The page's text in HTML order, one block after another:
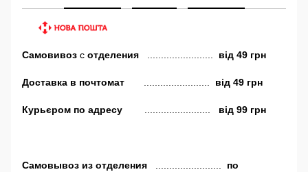
Самовивоз с отделения від 49 грн
Доставка в почтомат від 49 грн
Курьєром по адресу від 99 грн
Самовывоз из отделения
по